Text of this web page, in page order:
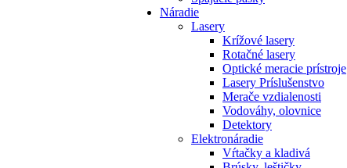
Náradie
Lasery
Krížové lasery
Rotačné lasery
Optické meracie prístroje
Lasery Príslušenstvo
Merače vzdialenosti
Vodováhy, olovnice
Detektory
Elektronáradie
Vŕtačky a kladivá